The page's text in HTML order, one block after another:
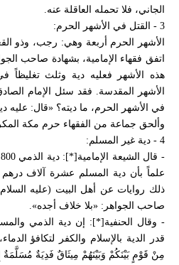
الجاني، فلا تحمله العاقلة عنه.
3 - القتل في الأشهر الحرم:
الأشهر الحرم أربعة وهي: رجب، وذو
اتفق فقهاء الإمامية، بشهادة صاحب
هذه الأشهر فعليه دية وثلث تغليظاً
الأشهر المقدسة. فقد سئل الإمام
في الأشهر الحرم، ما ديته؟ «قال: عليه
وألحق جماعة من الفقهاء حرم مكة
4 - دية غير المسلم:
علماً بأن دية المسلم عشرة آلاف
ذلك روايات عن أهل البيت (عليه
صاحب الجواهر: «بلا خلاف أجده».
- وقال الحنفية[*]: إن دية الذمي
قدر الدية بالإسلام والكفر لتكافؤ
مِنْ قَوْمٍ بَيْنَكُمْ وَبَيْنَهُمْ مِيثَاقٌ فَدِيَةٌ مُسَلَّمَةٌ